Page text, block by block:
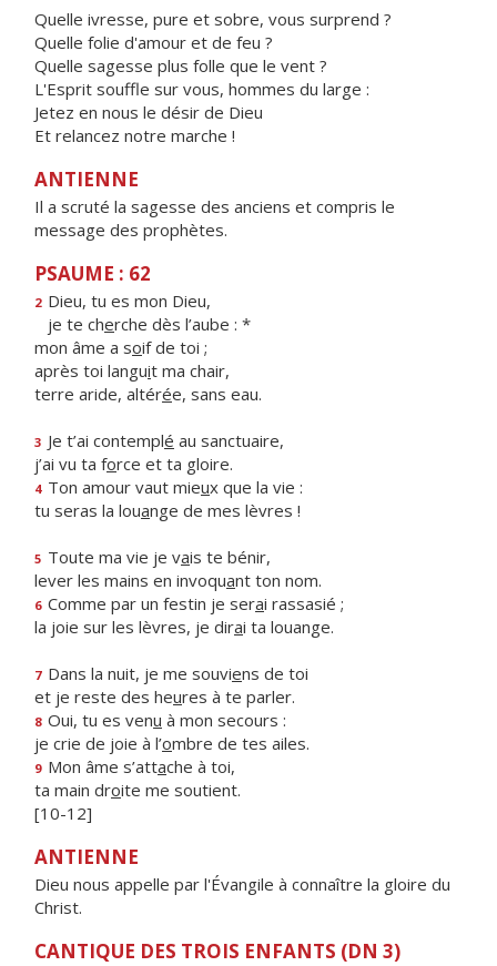
Quelle ivresse, pure et sobre, vous surprend ?
Quelle folie d'amour et de feu ?
Quelle sagesse plus folle que le vent ?
L'Esprit souffle sur vous, hommes du large :
Jetez en nous le désir de Dieu
Et relancez notre marche !
ANTIENNE
Il a scruté la sagesse des anciens et compris le
message des prophètes.
PSAUME : 62
2 Dieu, tu es mon Dieu,
je te cherche dès l’aube : *
mon âme a soif de toi ;
après toi languit ma chair,
terre aride, altérée, sans eau.
3 Je t’ai contemplé au sanctuaire,
j’ai vu ta force et ta gloire.
4 Ton amour vaut mieux que la vie :
tu seras la louange de mes lèvres !
5 Toute ma vie je vais te bénir,
lever les mains en invoquant ton nom.
6 Comme par un festin je serai rassasié ;
la joie sur les lèvres, je dirai ta louange.
7 Dans la nuit, je me souviens de toi
et je reste des heures à te parler.
8 Oui, tu es venu à mon secours :
je crie de joie à l’ombre de tes ailes.
9 Mon âme s’attache à toi,
ta main droite me soutient.
[10-12]
ANTIENNE
Dieu nous appelle par l'Évangile à connaître la gloire du
Christ.
CANTIQUE DES TROIS ENFANTS (DN 3)